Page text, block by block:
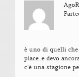
è uno di quelli
piace..e devo
c’è una stagione